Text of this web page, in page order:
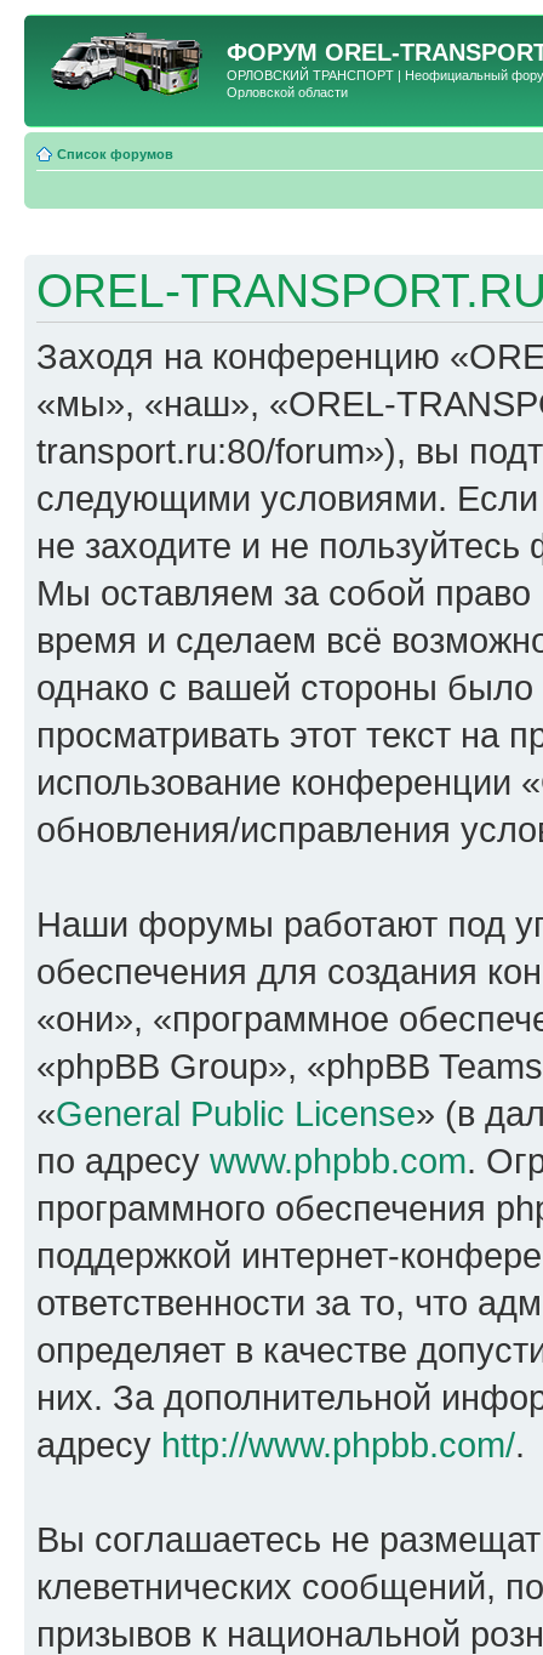
ФОРУМ OREL-
ОРЛОВСКИЙ ТРАНСПОРТ | Неофициальный форум
Орловской области
Список форумов
OREL-
Заходя на конференцию
«мы», «наш», «OREL-
transport.ru:80/forum»), вы
следующими условиями.
не заходите и не
Мы оставляем за собой
время и сделаем всё
однако с вашей стороны
просматривать этот текст на
использование конференции
обновления/исправления
Наши форумы работают под
обеспечения для создания
«они», «программное
«phpBB Group», «phpBB
«General Public License» (в
по адресу www.phpbb.com.
программного обеспечения
поддержкой интернет-
ответственности за то, что
определяет в качестве
них. За дополнительной
адресу http://www.phpbb.com/.
Вы соглашаетесь не
клеветнических сообщений,
призывов к национальной